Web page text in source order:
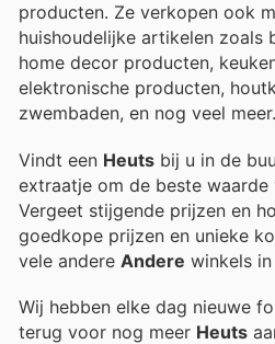
producten. Ze verkopen ook
huishoudelijke artikelen zoals
home decor producten,
elektronische producten,
zwembaden, en nog veel meer.
Vindt een Heuts bij u in de
extraatje om de beste
Vergeet stijgende prijzen en
goedkope prijzen en unieke
vele andere Andere winkels
Wij hebben elke dag nieuwe
terug voor nog meer Heuts